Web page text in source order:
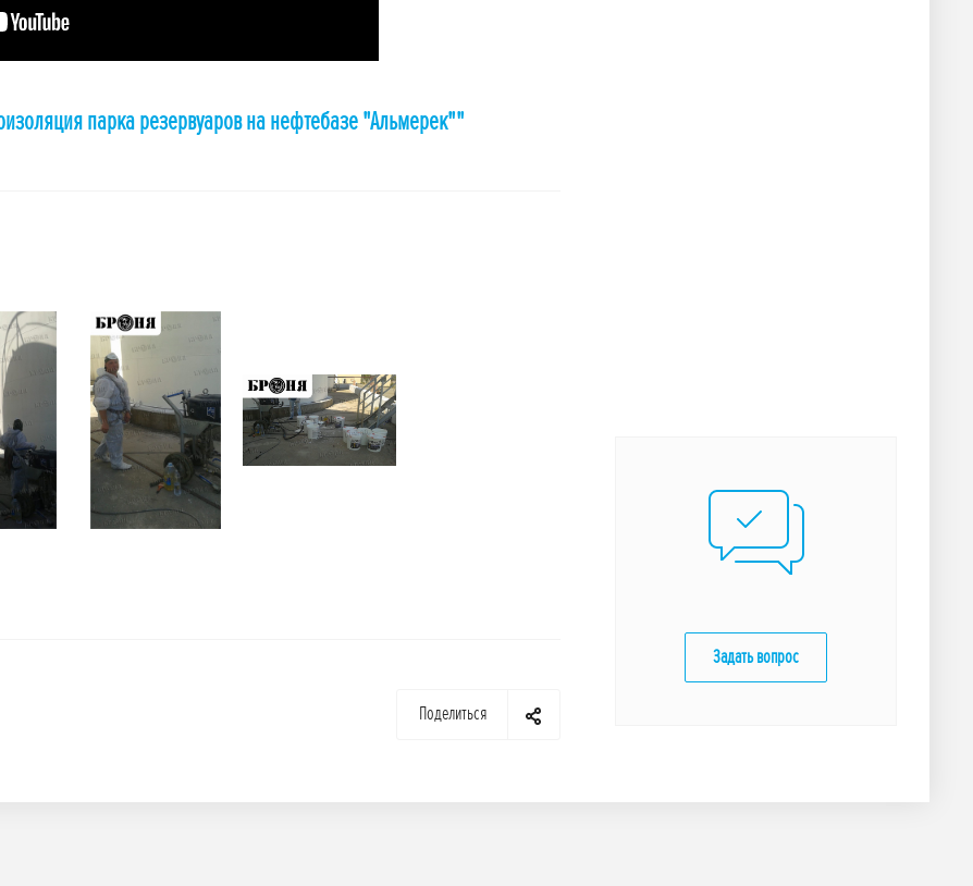
парка резервуаров на нефтебазе "Альмерек""
Задать вопрос
Поделиться